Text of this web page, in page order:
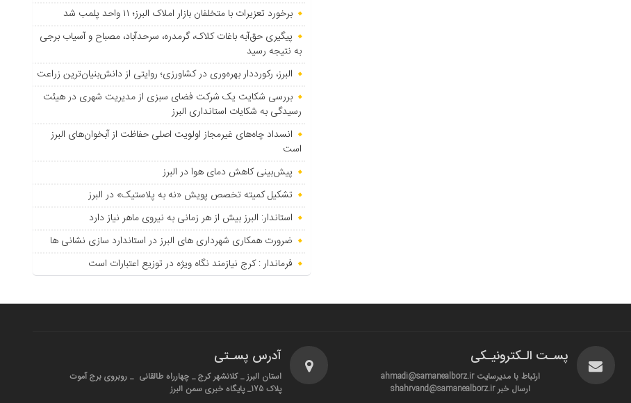
برخورد تعزیرات با متخلفان بازار املاک البرز؛ ۱۱ واحد پلمب شد
پیگیری حق‌آبه باغات کلاک، گرمدره، سرحدآباد، مصباح و آسیاب برجی
به نتیجه رسید
البرز، رکورددار بهره‌وری در کشاورزی؛ روایتی از دانش‌بنیان‌ترین زراعت
بررسی شکایت یک شرکت فضای سبزی از مدیریت شهری در هیئت
رسیدگی به شکایات استانداری البرز
انسداد چاه‌های غیرمجاز اولویت اصلی حفاظت از آبخوان‌های البرز
است
پیش‌بینی کاهش دمای هوا در البرز
تشکیل کمیته تخصص پویش «نه به پلاستیک» در البرز
استاندار: البرز بیش از هر زمانی به نیروی ماهر نیاز دارد
ضرورت همکاری شهرداری های البرز در استاندارد سازی نشانی ها
فرماندار : کرج نیازمند نگاه ویژه در توزیع اعتبارات است
پسـت الـکترونیـکی
ارتباط با مدیرسایت ahmadi@samanealborz.ir
ارسال خبر shahrvand@samanealborz.ir
آدرس پسـتی
استان البرز _ کلانشهر کرج _ چهارراه طالقانی _ روبروی برج آموت
پلاک 175_ پایگاه خبری سمن البرز